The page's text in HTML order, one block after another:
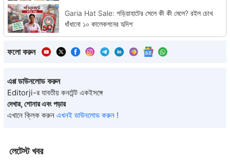
লেটেস্ট খবর
Garia Hat Sale: গড়িয়াহাটের সেলে কী কী মেলে? রইল চোখ
ধাঁধানো ১০ কালেকশনের হৃদিশ
ফলো করুন
এপ্প ডাউনলোড করুন
Editorji-র যাবতীয় কনটেন্ট একইসঙ্গে
দেখার, শোনার এবং পড়ার
এখানে ক্লিক করুন এখনই ডাউনলোড করুন !